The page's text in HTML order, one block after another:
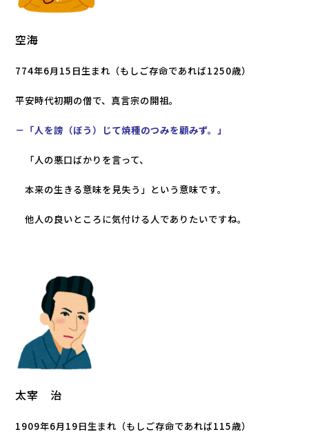
空海
774年6月15日生まれ（もしご存命であれば1250歳）
平安時代初期の僧で、真言宗の開祖。
－「人を謗（ぼう）じて焼種のつみを顧みず。」
「人の悪口ばかりを言って、
本来の生きる意味を見失う」という意味です。
他人の良いところに気付ける人でありたいですね。
太宰 治
1909年6月19日生まれ（もしご存命であれば115歳）